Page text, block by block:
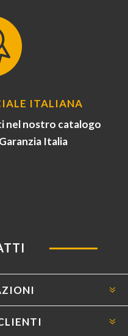
ITALIANA
nel nostro catalogo
Italia